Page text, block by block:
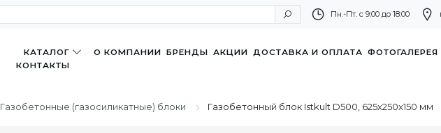
Пн.-Пт. с 9:00 до 18:00
КАТАЛОГ О КОМПАНИИ БРЕНДЫ АКЦИИ ДОСТАВКА И ОПЛАТА ФОТОГАЛЕРЕЯ
КОНТАКТЫ
Газобетонные (газосиликатные) блоки Газобетонный блок Istkult D500, 625х250х150 мм